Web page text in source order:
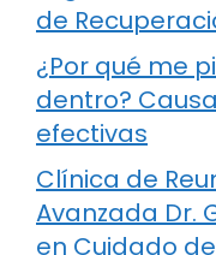
de
¿Por qué me
dentro?
efectivas
Clínica de
Avanzada Dr.
en Cuidado